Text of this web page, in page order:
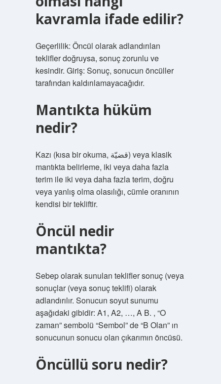
kavramla ifade edilir?
Geçerlilik: Öncül olarak adlandırılan
teklifler doğruysa, sonuç zorunlu ve
kesindir. Giriş: Sonuç, sonucun öncüller
tarafından kaldırılamayacağıdır.
Mantıkta hüküm
nedir?
Kazı (kısa bir okuma, قضيّة) veya klasik
mantıkta belirleme, iki veya daha fazla
terim ile iki veya daha fazla terim, doğru
veya yanlış olma olasılığı, cümle oranının
kendisi bir tekliftir.
Öncül nedir
mantıkta?
Sebep olarak sunulan teklifler sonuç (veya
sonuçlar (veya sonuç teklifi) olarak
adlandırılır. Sonucun soyut sunumu
aşağıdaki gibidir: A1, A2, …, A B. , “O
zaman” sembolü “Sembol” de “B Olan” ın
sonucunun sonucu olan çıkarımın öncüsü.
Öncüllü soru nedir?